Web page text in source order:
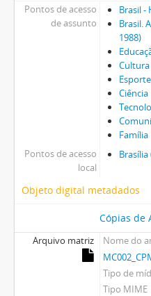
Pontos de acesso
de assunto
Brasil -
Brasil.
1988)
Cultura
Ciência
Família
Pontos de acesso
local
Brasília
Objeto digital metadados
Cópias de
Arquivo matriz
Nome do
Tipo de
Tipo MIME